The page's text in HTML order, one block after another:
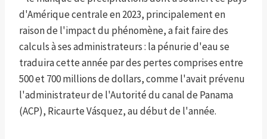
d'Amérique centrale en 2023, principalement en
raison de l'impact du phénomène, a fait faire des
calculs à ses administrateurs : la pénurie d'eau se
traduira cette année par des pertes comprises entre
500 et 700 millions de dollars, comme l'avait prévenu
l'administrateur de l'Autorité du canal de Panama
(ACP), Ricaurte Vásquez, au début de l'année.